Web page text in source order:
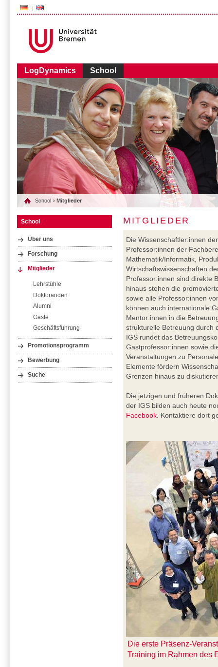
LogDynamics School
###AUDIENCE-BOX###
School › Mitglieder
School
Über uns
Forschung
Mitglieder
Lehrstühle
Doktoranden
Alumni
Gäste
Geschäftsführung
Promotionsprogramm
Bewerbung
Suche
MITGLIEDER
Die Wissenschaftler:innen
Professor:innen der
Mathematik/Informatik,
Wirtschaftswissenschaften
Professor:innen sind direkte
hinaus stehen die
sowie alle Professor:innen
können auch internationale
Mentor:innen in die
strukturelle Betreuung durch
IGS rundet das
Gastprofessor:innen sowie
Veranstaltungen zu
Elemente fördern
Grenzen hinaus zu
Die jetzigen und früheren
der IGS bilden auch heute
Facebook. Kontaktiere dort
Die erste Präsenz-
Training im Rahmen des